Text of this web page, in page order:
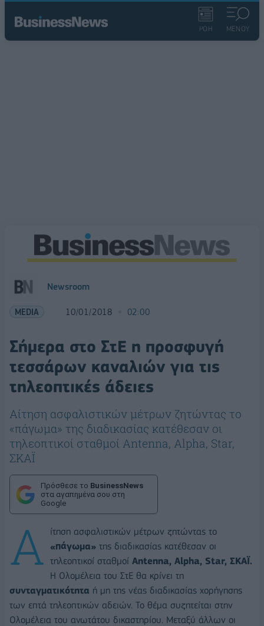
ΡΟΗ ΜΕΝΟΥ
Newsroom
MEDIA 10/01/2018 02:00
Σήμερα στο ΣτΕ η προσφυγή
τεσσάρων καναλιών για τις
τηλεοπτικές άδειες
Αίτηση ασφαλιστικών μέτρων ζητώντας το
«πάγωμα» της διαδικασίας κατέθεσαν οι
τηλεοπτικοί σταθμοί Antenna, Alpha, Star,
ΣΚΑΪ
Πρόσθεσε το BusinessNews
στα αγαπημένα σου στη
Google
Α
ίτηση ασφαλιστικών μέτρων ζητώντας το
«πάγωμα» της διαδικασίας κατέθεσαν οι
τηλεοπτικοί σταθμοί Antenna, Alpha, Star, ΣΚΑΪ.
Η Ολομέλεια του ΣτΕ θα κρίνει τη
συνταγματικότητα ή μη της νέας διαδικασίας χορήγησης
των επτά τηλεοπτικών αδειών. Το θέμα συζητείται στην
Ολομέλεια του ανωτάτου δικαστηρίου. Μεταξύ άλλων οι